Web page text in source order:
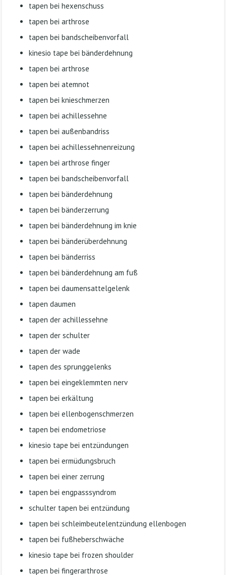
tapen bei hexenschuss
tapen bei arthrose
tapen bei bandscheibenvorfall
kinesio tape bei bänderdehnung
tapen bei arthrose
tapen bei atemnot
tapen bei knieschmerzen
tapen bei achillessehne
tapen bei außenbandriss
tapen bei achillessehnenreizung
tapen bei arthrose finger
tapen bei bandscheibenvorfall
tapen bei bänderdehnung
tapen bei bänderzerrung
tapen bei bänderdehnung im knie
tapen bei bänderüberdehnung
tapen bei bänderriss
tapen bei bänderdehnung am fuß
tapen bei daumensattelgelenk
tapen daumen
tapen der achillessehne
tapen der schulter
tapen der wade
tapen des sprunggelenks
tapen bei eingeklemmten nerv
tapen bei erkältung
tapen bei ellenbogenschmerzen
tapen bei endometriose
kinesio tape bei entzündungen
tapen bei ermüdungsbruch
tapen bei einer zerrung
tapen bei engpasssyndrom
schulter tapen bei entzündung
tapen bei schleimbeutelentzündung ellenbogen
tapen bei fußheberschwäche
kinesio tape bei frozen shoulder
tapen bei fingerarthrose